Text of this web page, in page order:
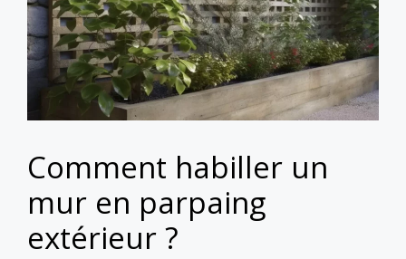
Comment habiller un
mur en parpaing
extérieur ?